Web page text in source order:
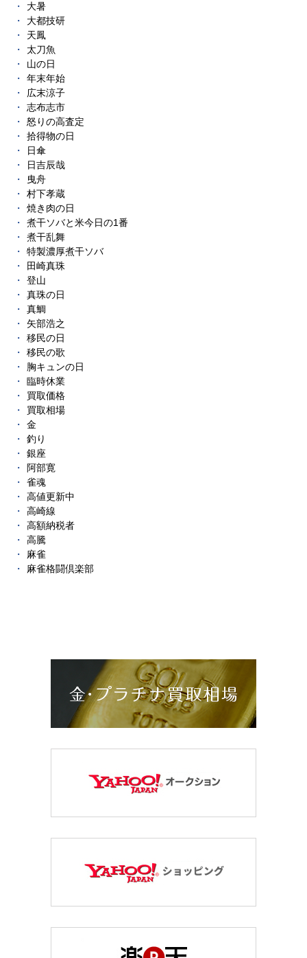
大暑
大都技研
天鳳
太刀魚
山の日
年末年始
広末涼子
志布志市
怒りの高査定
拾得物の日
日傘
日吉辰哉
曳舟
村下孝蔵
焼き肉の日
煮干ソバと米今日の1番
煮干乱舞
特製濃厚煮干ソバ
田崎真珠
登山
真珠の日
真鯛
矢部浩之
移民の日
移民の歌
胸キュンの日
臨時休業
買取価格
買取相場
金
釣り
銀座
阿部寛
雀魂
高値更新中
高崎線
高額納税者
高騰
麻雀
麻雀格闘倶楽部